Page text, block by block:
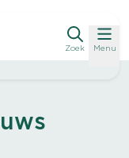
Zoek Menu